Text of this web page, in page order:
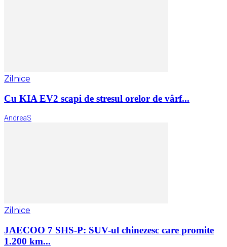
Zilnice
Cu KIA EV2 scapi de stresul orelor de vârf...
AndreaS
Zilnice
JAECOO 7 SHS-P: SUV-ul chinezesc care promite
1.200 km...